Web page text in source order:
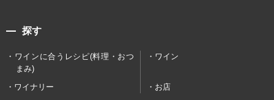
探す
ワインに合うレシピ(料理・おつ
まみ)
ワイン
ワイナリー お店